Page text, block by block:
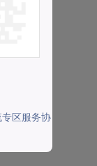
专区服务协